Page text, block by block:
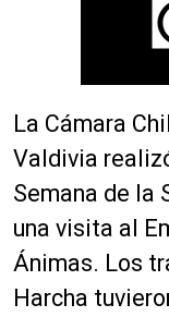
La Cámara
Valdivia
Semana de la
una visita al
Ánimas. Los
Harcha